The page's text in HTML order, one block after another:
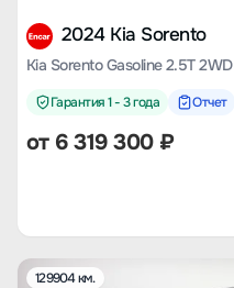
2024 Kia Sorento
Kia Sorento Gasoline 2.5T 2WD
Гарантия 1 - 3 года Отчет
от 6 319 300₽
129904 км.